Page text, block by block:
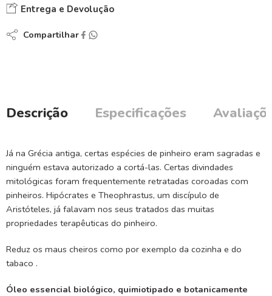
Entrega e Devolução
Compartilhar
Descrição Especificações
Já na Grécia antiga, certas espécies de pinheiro eram sagradas e
ninguém estava autorizado a cortá-las. Certas divindades
mitológicas foram frequentemente retratadas coroadas com
pinheiros. Hipócrates e Theophrastus, um discípulo de
Aristóteles, já falavam nos seus tratados das muitas
propriedades terapêuticas do pinheiro.
Reduz os maus cheiros como por exemplo da cozinha e do
tabaco .
Óleo essencial biológico, quimiotipado e botanicamente